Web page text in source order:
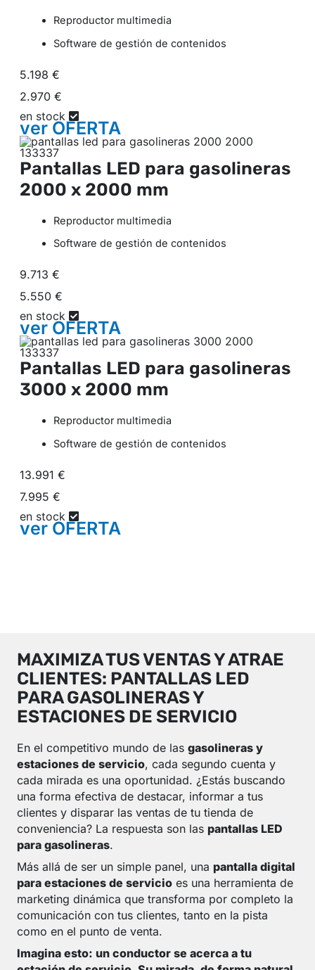
Reproductor multimedia
Software de gestión de contenidos
5.198 €
2.970 €
en stock
verOFERTA
Pantallas LED para gasolineras
2000 x 2000 mm
Reproductor multimedia
Software de gestión de contenidos
9.713 €
5.550 €
en stock
verOFERTA
Pantallas LED para gasolineras
3000 x 2000 mm
Reproductor multimedia
Software de gestión de contenidos
13.991 €
7.995 €
en stock
verOFERTA
MAXIMIZA TUS VENTAS Y ATRAE
CLIENTES: PANTALLAS LED
PARA GASOLINERAS Y
ESTACIONES DE SERVICIO
En el competitivo mundo de las gasolineras y
estaciones de servicio, cada segundo cuenta y
cada mirada es una oportunidad. ¿Estás buscando
una forma efectiva de destacar, informar a tus
clientes y disparar las ventas de tu tienda de
conveniencia? La respuesta son las pantallas LED
para gasolineras.
Más allá de ser un simple panel, una pantalla digital
para estaciones de servicio es una herramienta de
marketing dinámica que transforma por completo la
comunicación con tus clientes, tanto en la pista
como en el punto de venta.
Imagina esto: un conductor se acerca a tu